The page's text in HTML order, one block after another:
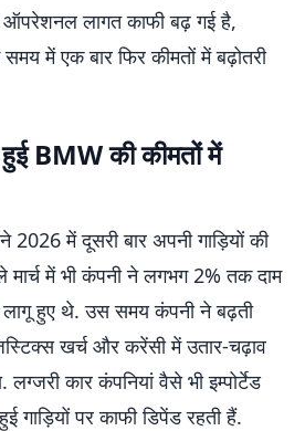
ऑपरेशनल लागत काफी बढ़ गई है,
में एक बार फिर कीमतों में बढ़ोतरी
BMW की कीमतों में
में दूसरी बार अपनी गाड़ियों की
में भी कंपनी ने लगभग 2% तक दाम
हुए थे. उस समय कंपनी ने बढ़ती
खर्च और करेंसी में उतार-चढ़ाव
कार कंपनियां वैसे भी इम्पोर्टेड
गाड़ियों पर काफी डिपेंड रहती हैं.